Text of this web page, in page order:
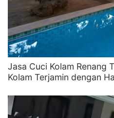
Jasa Cuci Kolam Renang
Kolam Terjamin dengan